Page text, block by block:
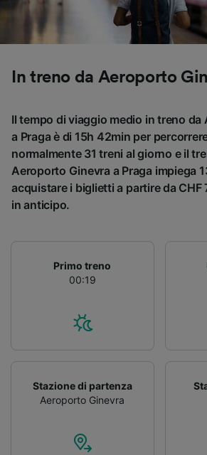
In treno da Aeroporto
Il tempo di viaggio medio in treno da
a Praga è di 15h 42min per
normalmente 31 treni al giorno e il
Aeroporto Ginevra a Praga impiega
acquistare i biglietti a partire da
in anticipo.
Primo treno
00:19
Stazione di partenza
Aeroporto Ginevra
Utilizzare dati di
Scansione attiva delle
dispositivo ai fini
accedervi. Pubblicità e contenuti
personalizzati, misurazione
pubblico, sviluppo di servizi.
Elenco dei partner (fornitori)